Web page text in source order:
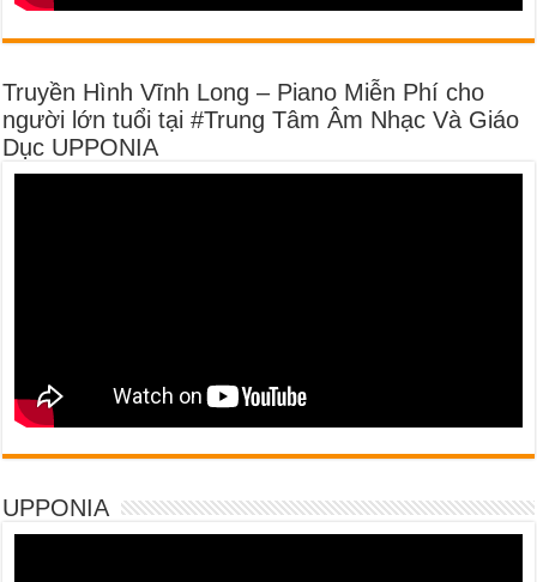
Truyền Hình Vĩnh Long – Piano Miễn Phí cho
người lớn tuổi tại #Trung Tâm Âm Nhạc Và Giáo
Dục UPPONIA
UPPONIA